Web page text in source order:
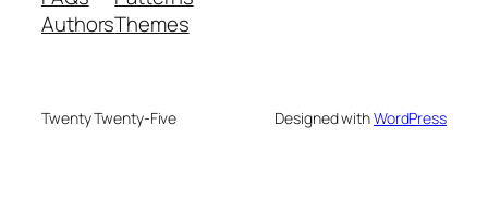
AuthorsThemes
Twenty Twenty-Five Designed withWordPress